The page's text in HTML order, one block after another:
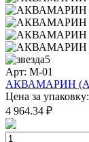
5
Арт: M-01
АКВАМАРИН
Цена за упаковку:
4 964.34 ₽